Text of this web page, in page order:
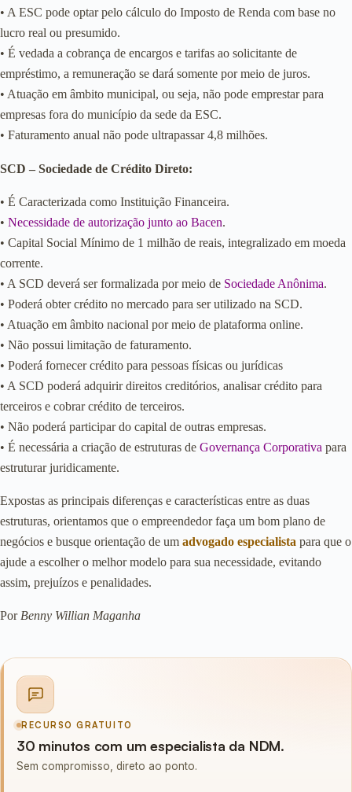
• A ESC pode optar pelo cálculo do Imposto de Renda com base no
lucro real ou presumido.
• É vedada a cobrança de encargos e tarifas ao solicitante de
empréstimo, a remuneração se dará somente por meio de juros.
• Atuação em âmbito municipal, ou seja, não pode emprestar para
empresas fora do município da sede da ESC.
• Faturamento anual não pode ultrapassar 4,8 milhões.
SCD – Sociedade de Crédito Direto:
• É Caracterizada como Instituição Financeira.
• Necessidade de autorização junto ao Bacen.
• Capital Social Mínimo de 1 milhão de reais, integralizado em moeda
corrente.
• A SCD deverá ser formalizada por meio de Sociedade Anônima.
• Poderá obter crédito no mercado para ser utilizado na SCD.
• Atuação em âmbito nacional por meio de plataforma online.
• Não possui limitação de faturamento.
• Poderá fornecer crédito para pessoas físicas ou jurídicas
• A SCD poderá adquirir direitos creditórios, analisar crédito para
terceiros e cobrar crédito de terceiros.
• Não poderá participar do capital de outras empresas.
• É necessária a criação de estruturas de Governança Corporativa para
estruturar juridicamente.
Expostas as principais diferenças e características entre as duas
estruturas, orientamos que o empreendedor faça um bom plano de
negócios e busque orientação de um advogado especialista para que o
ajude a escolher o melhor modelo para sua necessidade, evitando
assim, prejuízos e penalidades.
Por Benny Willian Maganha
RECURSO GRATUITO
30 minutos com um especialista da NDM.
Sem compromisso, direto ao ponto.